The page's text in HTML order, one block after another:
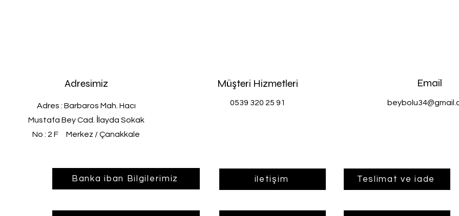
Adresimiz
Adres : Barbaros Mah. Hacı
Mustafa Bey Cad. İlayda Sokak
No : 2 F Merkez / Çanakkale
Müşteri Hizmetleri
0539 320 25 91
Email
iletişim Teslimat ve iade
Banka iban Bilgilerimiz